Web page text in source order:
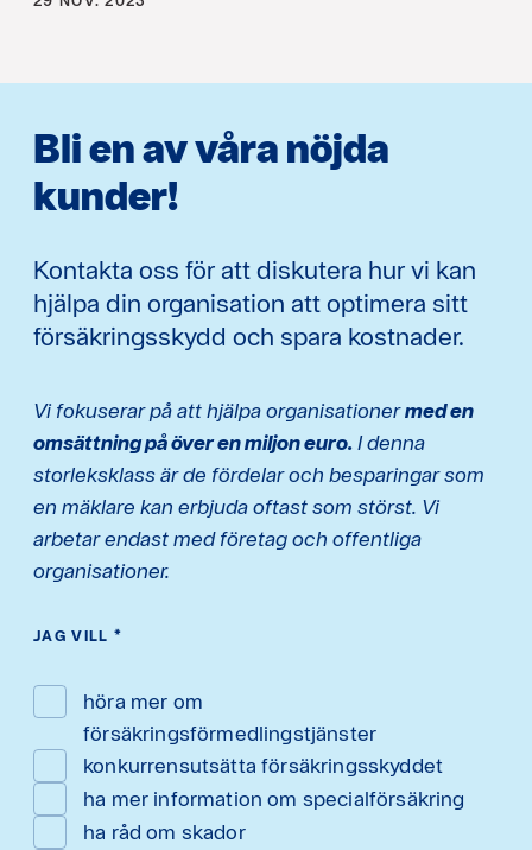
Bli en av våra nöjda
kunder!
Kontakta oss för att diskutera hur vi kan
hjälpa din organisation att optimera sitt
försäkringsskydd och spara kostnader.
Vi fokuserar på att hjälpa organisationermed en
omsättning på över en miljon euro.I denna
storleksklass är de fördelar och besparingar som
en mäklare kan erbjuda oftast som störst. Vi
arbetar endast med företag och offentliga
organisationer.
JAG VILL *
höra mer om
försäkringsförmedlingstjänster
konkurrensutsätta försäkringsskyddet
ha mer information om specialförsäkring
ha råd om skador